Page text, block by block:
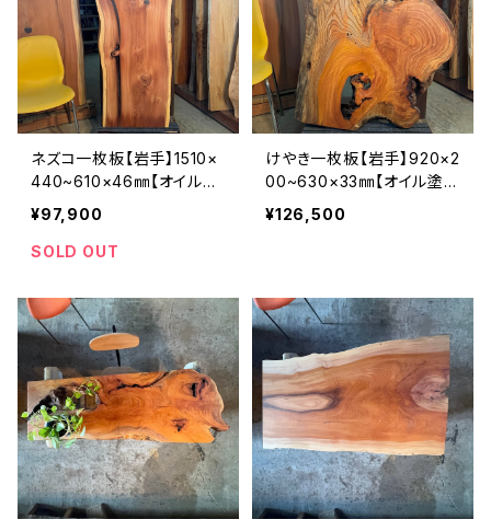
ネズコ一枚板【岩手】1510×
440~610×46㎜【オイル塗
装 仕上げ済み】
¥97,900
SOLD OUT
けやき一枚板【岩手】920×2
00~630×33㎜【オイル塗装
仕上げ済み】
¥126,500